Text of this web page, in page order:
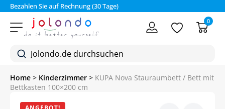
Bezahlen Sie auf Rechnung (30 Tage)
0
Home > Kinderzimmer > KUPA Nova Stauraumbett / Bett mit
Bettkasten 100×200 cm